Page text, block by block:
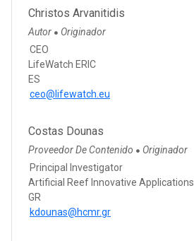
Christos Arvanitidis
Autor ● Originador
CEO
LifeWatch ERIC
ES
ceo@lifewatch.eu
Costas Dounas
Proveedor De Contenido ● Originador
Principal Investigator
Artificial Reef Innovative Applications
GR
kdounas@hcmr.gr